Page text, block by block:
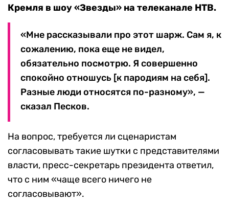
Кремля в шоу «Звезды» на телеканале НТВ.
«Мне рассказывали про этот шарж. Сам я, к
сожалению, пока еще не видел,
обязательно посмотрю. Я совершенно
спокойно отношусь [к пародиям на себя].
Разные люди относятся по-разному», —
сказал Песков.
На вопрос, требуется ли сценаристам
согласовывать такие шутки с представителями
власти, пресс-секретарь президента ответил,
что с ним «чаще всего ничего не
согласовывают».